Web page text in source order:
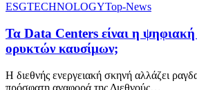
ESGTECHNOLOGYTop-News
Τα Data Centers είναι η
ορυκτών καυσίμων;
Η διεθνής ενεργειακή σκηνή αλλάζει
πρόσφατη αναφορά της Διεθνούς…